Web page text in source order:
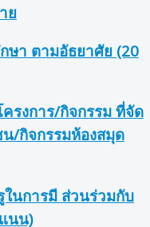
ย
ษา ตามอัธยาศัย (20
รงการ/กิจกรรม ที่จัด
/กิจกรรมห้องสมุด
ในการมี ส่วนร่วมกับ
นน)